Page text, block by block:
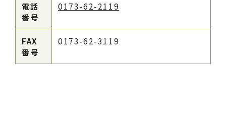
電話
番号
0173-62-2119
FAX
番号
0173-62-3119